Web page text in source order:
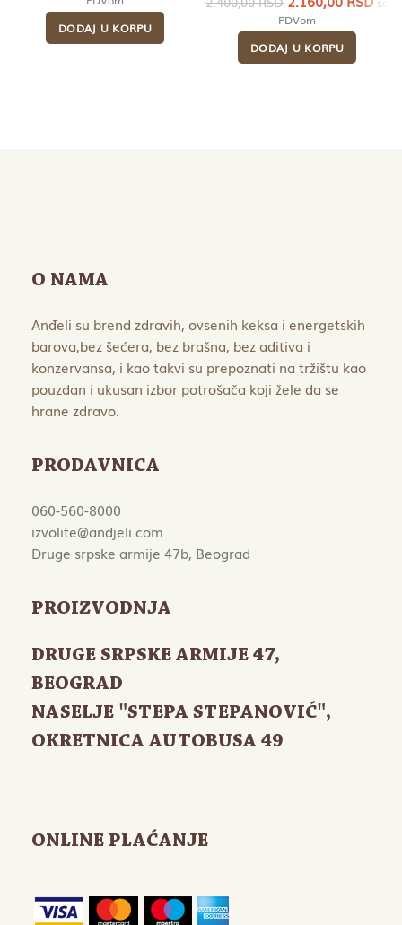
je
bila:
3.600,00 RSD.
3.240,00 RSD.
DODAJ U KORPU
cena
je
bila:
2.400,00 RSD.
PDVom
DODAJ U KORPU
O NAMA
Anđeli su brend zdravih, ovsenih keksa i energetskih
barova,bez šećera, bez brašna, bez aditiva i
konzervansa, i kao takvi su prepoznati na tržištu kao
pouzdan i ukusan izbor potrošača koji žele da se
hrane zdravo.
PRODAVNICA
060-560-8000
izvolite@andjeli.com
Druge srpske armije 47b, Beograd
PROIZVODNJA
DRUGE SRPSKE ARMIJE 47,
BEOGRAD
NASELJE "STEPA STEPANOVIĆ",
OKRETNICA AUTOBUSA 49
ONLINE PLAĆANJE